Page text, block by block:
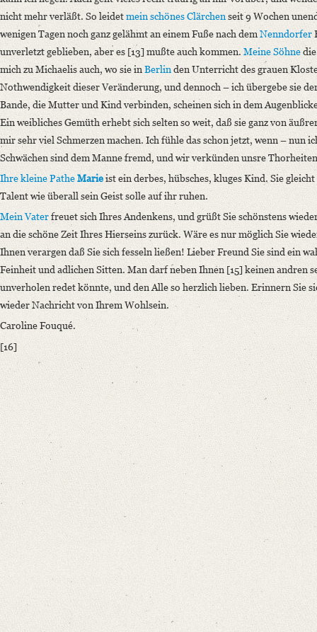
nicht mehr verläßt. So leidetmein schönes Clärchenseit 9 Wochen
wenigen Tagen noch ganz gelähmt an einem Fuße nach demNenndorfer
unverletzt geblieben, aber es [13] mußte auch kommen. Meine Söhne
mich zu Michaelis auch, wo sie inBerlinden Unterricht des grauen
Nothwendigkeit dieser Veränderung, und dennoch – ich übergebe sie
Bande, die Mutter und Kind verbinden, scheinen sich in dem
Ein weibliches Gemüth erhebt sich selten so weit, daß sie ganz von
mir sehr viel Schmerzen machen. Ich fühle das schon jetzt, wenn – nun
Schwächen sind dem Manne fremd, und wir verkünden unsre
Ihre kleine PatheMarieist ein derbes, hübsches, kluges Kind. Sie gleicht
Talent wie überall sein Geist solle auf ihr ruhen.
Mein Vaterfreuet sich Ihres Andenkens, und grüßt Sie schönstens
an die schöne Zeit Ihres Hierseins zurück. Wäre es nur möglich Sie
Ihnen verargen daß Sie sich fesseln ließen! Lieber Freund Sie sind ein
Feinheit und adlichen Sitten. Man darf neben Ihnen [15] keinen andren
unverholen redet könnte, und den Alle so herzlich lieben. Erinnern Sie
wieder Nachricht von Ihrem Wohlsein.
Caroline Fouqué.
[16]